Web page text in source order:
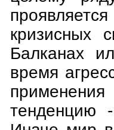
кризисных
Балканах
время
тенденцию